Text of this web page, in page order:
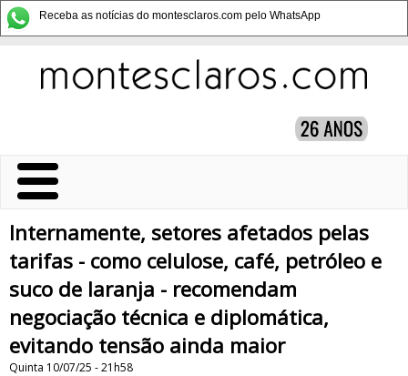
Receba as notícias do montesclaros.com pelo WhatsApp
Internamente, setores afetados pelas
tarifas - como celulose, café, petróleo e
suco de laranja - recomendam
negociação técnica e diplomática,
evitando tensão ainda maior
Quinta 10/07/25 - 21h58